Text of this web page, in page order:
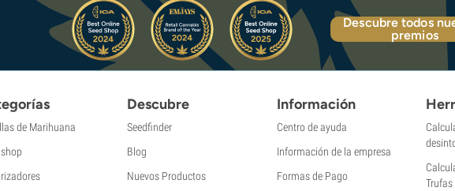
Descubre todos
premios
de Marihuana
Descubre
Seedfinder
Blog
Nuevos Productos
Información
Centro de ayuda
Información de la empresa
Formas de Pago